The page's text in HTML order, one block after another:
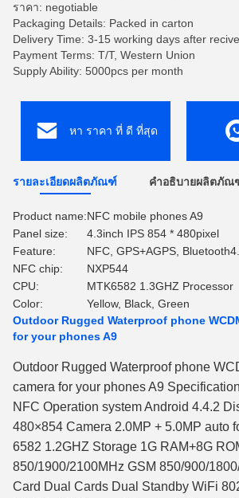
ราคา: negotiable
Packaging Details: Packed in carton
Delivery Time: 3-15 working days after
Payment Terms: T/T, Western Union
Supply Ability: 5000pcs per month
หา ราคา ที่ ดี ที่สุด
รายละเอียดผลิตภัณฑ์ คำอธิบายผลิตภัณ
Product name:NFC mobile phones A9
Panel size:
4.3inch IPS 854 * 480pixel
Feature:
NFC, GPS+AGPS,
NFC chip:
NXP544
CPU:
MTK6582 1.3GHZ Processor
Color:
Yellow, Black, Green
Outdoor Rugged Waterproof phone
for your phones A9
Outdoor Rugged Waterproof phone
camera for your phones A9
NFC Operation system Android 4.4.2
480×854 Camera 2.0MP + 5.0MP auto
6582 1.2GHZ Storage 1G RAM+8G
850/1900/2100MHz GSM 850/900/
Card Dual Cards Dual Standby WiFi